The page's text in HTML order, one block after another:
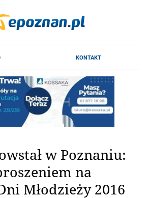
w Poznaniu:
na
Młodzieży 2016